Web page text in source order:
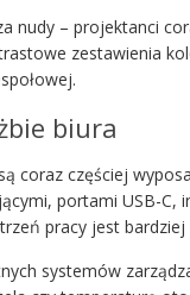
nudy – projektanci
zestawienia
biura
coraz częściej
portami USB-C,
pracy jest
systemów